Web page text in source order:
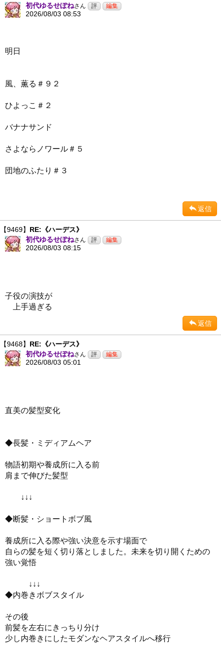
初代ゆるせぽねさん
2026/08/03 08:53
明日
風、薫る＃９２
ひよっこ＃２
バナナサンド
さよならノワール＃５
団地のふたり＃３
返信
【9469】 RE:《ハーデス》
初代ゆるせぽねさん
2026/08/03 08:15
子役の演技が
上手過ぎる
返信
【9468】 RE:《ハーデス》
初代ゆるせぽねさん
2026/08/03 05:01
直美の髪型変化
◆長髪・ミディアムヘア
物語初期や養成所に入る前
肩まで伸びた髪型
↓↓↓
◆断髪・ショートボブ風
養成所に入る際や強い決意を示す場面で
自らの髪を短く切り落としました。未来を切り開くための
強い覚悟
↓↓↓
◆内巻きボブスタイル
その後
前髪を左右にきっちり分け
少し内巻きにしたモダンなヘアスタイルへ移行